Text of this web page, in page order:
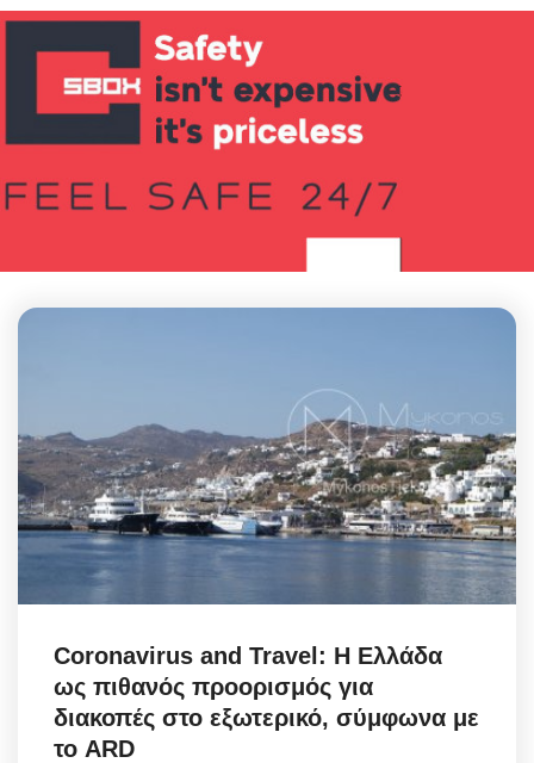
Coronavirus and Travel: Η Ελλάδα
ως πιθανός προορισμός για
διακοπές στο εξωτερικό, σύμφωνα με
το ARD